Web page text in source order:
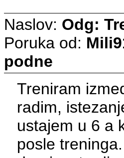
Naslov: Odg:
Poruka od:
podne
Treniram
radim,
ustajem u 6 a
posle